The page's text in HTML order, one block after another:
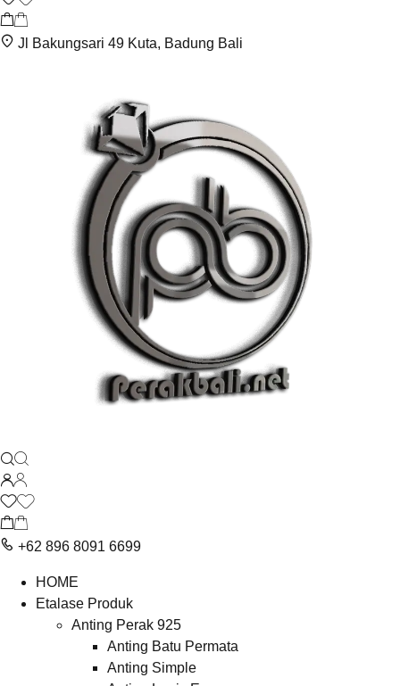
Jl Bakungsari 49 Kuta, Badung Bali
+62 896 8091 6699
HOME
Etalase Produk
Anting Perak 925
Anting Batu Permata
Anting Simple